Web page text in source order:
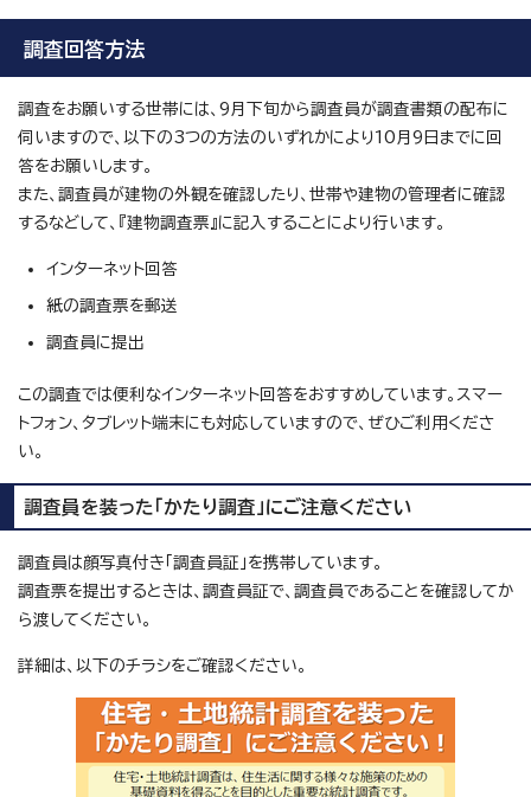
調査回答方法
調査をお願いする世帯には、9月下旬から調査員が調査書類の配布に
伺いますので、以下の3つの方法のいずれかにより10月9日までに回
答をお願いします。
また、調査員が建物の外観を確認したり、世帯や建物の管理者に確認
するなどして、『建物調査票』に記入することにより行います。
インターネット回答
紙の調査票を郵送
調査員に提出
この調査では便利なインターネット回答をおすすめしています。スマー
トフォン、タブレット端末にも対応していますので、ぜひご利用くださ
い。
調査員を装った「かたり調査」にご注意ください
調査員は顔写真付き「調査員証」を携帯しています。
調査票を提出するときは、調査員証で、調査員であることを確認してか
ら渡してください。
詳細は、以下のチラシをご確認ください。